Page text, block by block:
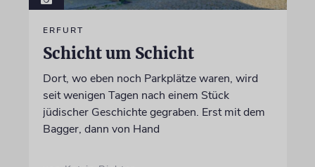
ERFURT
Schicht um Schicht
Dort, wo eben noch Parkplätze waren, wird
seit wenigen Tagen nach einem Stück
jüdischer Geschichte gegraben. Erst mit dem
Bagger, dann von Hand